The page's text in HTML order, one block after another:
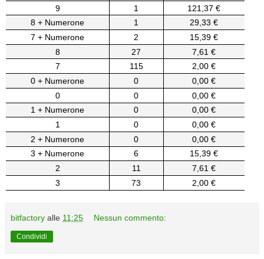
9
1
121,37 €
8 + Numerone
1
29,33 €
7 + Numerone
2
15,39 €
8
27
7,61 €
7
115
2,00 €
0 + Numerone
0
0,00 €
0
0
0,00 €
1 + Numerone
0
0,00 €
1
0
0,00 €
2 + Numerone
0
0,00 €
3 + Numerone
6
15,39 €
2
11
7,61 €
3
73 2,00 €
bitfactory alle 11:25 Nessun commento:
Condividi